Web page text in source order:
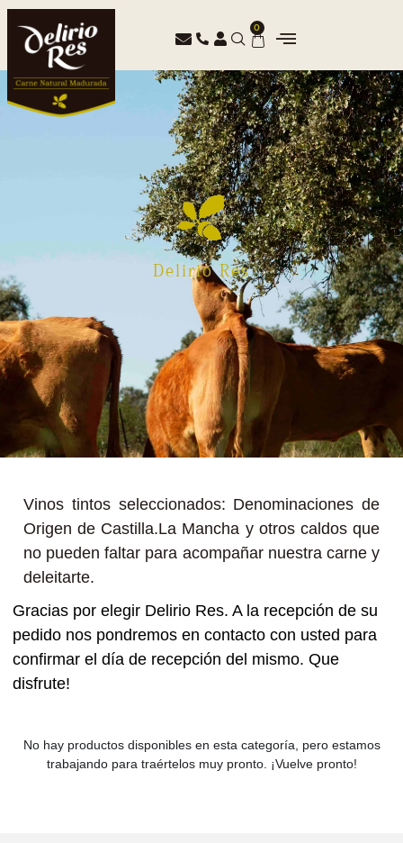
0
Delirio Res
Vinos tintos seleccionados: Denominaciones de
Origen de Castilla.La Mancha y otros caldos que
no pueden faltar para acompañar nuestra carne y
deleitarte.
Gracias por elegir Delirio Res. A la recepción de su
pedido nos pondremos en contacto con usted para
confirmar el día de recepción del mismo. Que
disfrute!
No hay productos disponibles en esta categoría, pero estamos
trabajando para traértelos muy pronto. ¡Vuelve pronto!